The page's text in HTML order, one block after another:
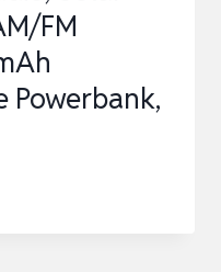
FM
Powerbank,